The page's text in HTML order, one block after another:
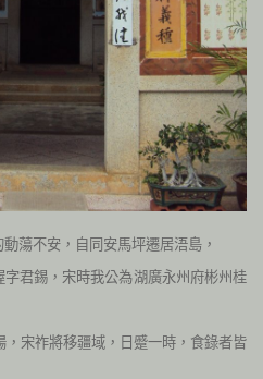
蕩不安，自同安馬坪遷居浯島，
字君錫，宋時我公為湖廣永州府彬州桂
，宋祚將移疆域，日蹙一時，食錄者皆